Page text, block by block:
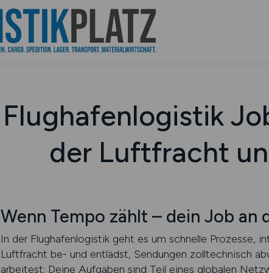
Flughafenlogistik
der Luftfracht
Wenn Tempo zählt – dein Job
In der Flughafenlogistik geht es um schnelle Prozesse,
Luftfracht be- und entlädst, Sendungen zolltechnisch
arbeitest: Deine Aufgaben sind Teil eines globalen